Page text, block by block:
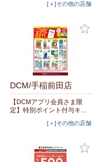
[＋]その他の店舗
DCM/手稲前田店
【DCMアプリ会員さま限
定】特別ポイント付与キ…
[＋]その他の店舗